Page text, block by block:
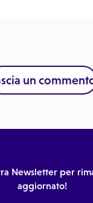
un
Newsletter per
aggiornato!